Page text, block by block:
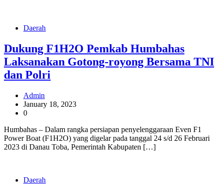
Daerah
Dukung F1H2O Pemkab Humbahas
Laksanakan Gotong-royong Bersama TNI
dan Polri
Admin
January 18, 2023
0
Humbahas – Dalam rangka persiapan penyelenggaraan Even F1
Power Boat (F1H2O) yang digelar pada tanggal 24 s/d 26 Februari
2023 di Danau Toba, Pemerintah Kabupaten […]
Daerah